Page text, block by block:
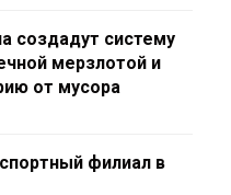
создадут систему
мерзлотой и
от мусора
филиал в